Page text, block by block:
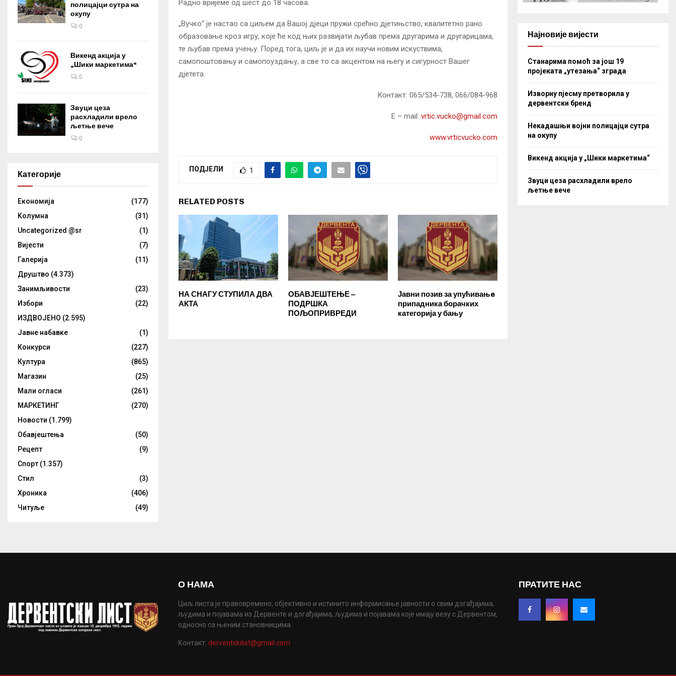
Радно вријеме од шест до 18 часова.
„Вучко“ је настао са циљем да Вашој дјеци пружи срећно дјетињство, квалитетно рано
образовање кроз игру, које ће код њих развијати љубав према другарима и другарицама,
те љубав према учењу. Поред тога, циљ је и да их научи новим искуствима,
самопоштовању и самопоуздању, а све то са акцентом на његу и сигурност Вашег
дјетета.
Контакт: 065/534-738, 066/084-968
E – mail: vrtic.vucko@gmail.com
www.vrticvucko.com
ПОДЈЕЛИ 1
RELATED POSTS
НА СНАГУ СТУПИЛА ДВА
АКТА
ОБАВЈЕШТЕЊЕ –
ПОДРШКА
ПОЉОПРИВРЕДИ
Јавни позив за упућивањe
припадника борачких
категорија у бању
полицајци сутра на
окупу
0
Викенд акција у
„Шики маркетима“
0
Звуци цеза
расхладили врело
љетње вече
0
Категорије
Eкономија
(177)
Kолумнa
(31)
Uncategorized @sr
(1)
Вијести
(7)
Галерија
(11)
Друштво (4.373)
Занимљивости
(23)
Избори
(22)
ИЗДВОЈЕНО (2.595)
Јавне набавке
(1)
Конкурси
(227)
Култура
(865)
Магазин
(25)
Мали огласи
(261)
МАРКЕТИНГ
(270)
Новости (1.799)
Обавјештења
(50)
Рецепт
(9)
Спорт (1.357)
Стил
(3)
Хроника
(406)
Читуље
(49)
Најновије вијести
Станарима помоћ за још 19
пројеката „утезања“ зграда
Изворну пјесму претворила у
дервентски бренд
Некадашњи војни полицајци сутра
на окупу
Викенд акција у „Шики маркетима“
Звуци цеза расхладили врело
љетње вече
О НАМА
Циљ листа је правовремено, објективно и истинито информисање јавности о свим догађајима,
људима и појавама из Дервенте и догађајима, људима и појавама које имају везу с Дервентом,
односно са њеним становницима.
Контакт: derventskilist@gmail.com
ПРАТИТЕ НАС